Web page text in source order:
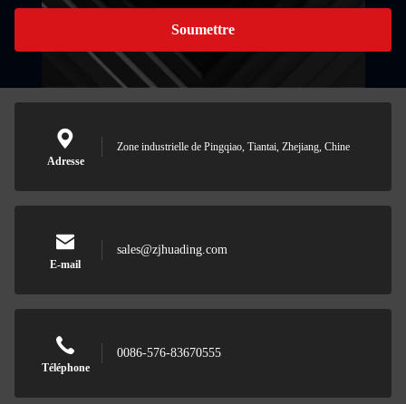
Soumettre
Adresse
Zone industrielle de Pingqiao, Tiantai, Zhejiang, Chine
E-mail
sales@zjhuading.com
Téléphone
0086-576-83670555